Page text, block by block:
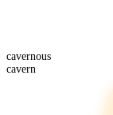
cavernous
cavern